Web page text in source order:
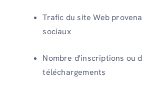
Trafic du site Web
sociaux
Nombre d'inscriptions ou
téléchargements